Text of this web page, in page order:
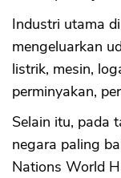
Industri utama
mengeluarkan
listrik, mesin,
perminyakan,
Selain itu, pada
negara paling
Nations World